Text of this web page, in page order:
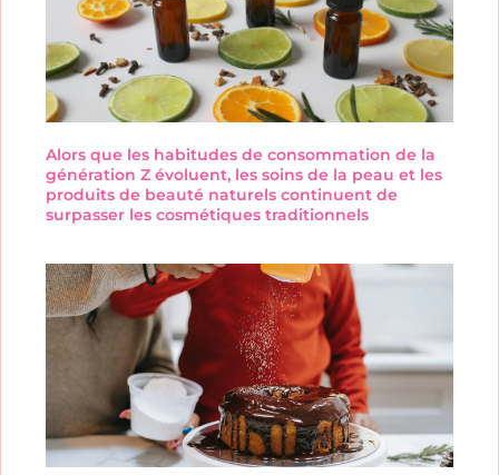
Alors que les habitudes de consommation de la
génération Z évoluent, les soins de la peau et les
produits de beauté naturels continuent de
surpasser les cosmétiques traditionnels